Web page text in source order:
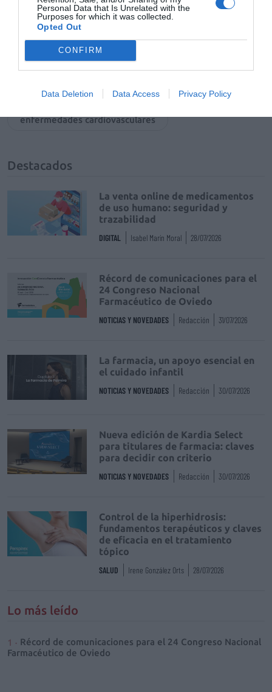
Personal Data that Is Unrelated with the
Purposes for which it was collected.
Opted Out
CONFIRM
Data Deletion Data Access Privacy Policy
Om3gafort Grupo Ferrer
complemento alimenticio
enfermedades cardiovasculares
Destacados
La venta online de medicamentos
de uso humano: seguridad y
trazabilidad
DIGITAL Isabel Marín Moral 28/07/2026
Récord de comunicaciones para el
24 Congreso Nacional
Farmacéutico de Oviedo
NOTICIAS Y NOVEDADES Redacción 31/07/2026
La farmacia, un apoyo esencial en
el cuidado infantil
NOTICIAS Y NOVEDADES Redacción 30/07/2026
Nueva edición de Kardia Select
para titulares de farmacia: claves
para decidir con criterio
NOTICIAS Y NOVEDADES Redacción 30/07/2026
Control de la hiperhidrosis:
fundamentos terapéuticos y claves
de eficacia en el tratamiento
tópico
SALUD Irene González Orts 28/07/2026
Lo más leído
Récord de comunicaciones para el 24 Congreso Nacional
Farmacéutico de Oviedo